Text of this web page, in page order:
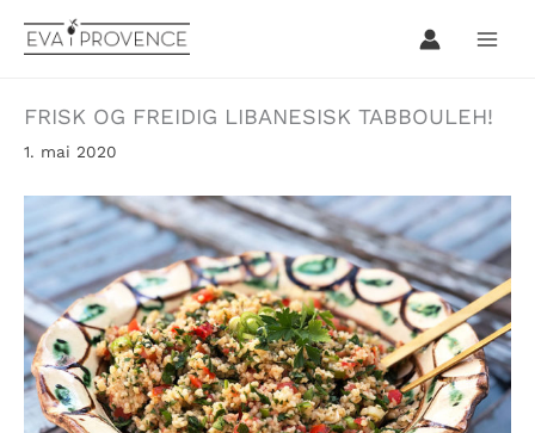
rett
FRISK OG FREIDIG LIBANESISK TABBOULEH!
1. mai 2020